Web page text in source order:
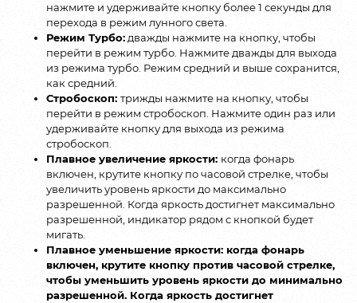
нажмите и удерживайте кнопку более 1 секунды для
перехода в режим лунного света.
Режим Турбо:дважды нажмите на кнопку, чтобы
перейти в режим турбо. Нажмите дважды для выхода
из режима турбо. Режим средний и выше сохранится,
как средний.
Стробоскоп: трижды нажмите на кнопку, чтобы
перейти в режим стробоскоп. Нажмите один раз или
удерживайте кнопку для выхода из режима
стробоскоп.
Плавное увеличение яркости: когда фонарь
включен, крутите кнопку по часовой стрелке, чтобы
увеличить уровень яркости до максимально
разрешенной. Когда яркость достигнет максимально
разрешенной, индикатор рядом с кнопкой будет
мигать.
Плавное уменьшение яркости: когда фонарь
включен, крутите кнопку против часовой стрелке,
чтобы уменьшить уровень яркости до минимально
разрешенной. Когда яркость достигнет